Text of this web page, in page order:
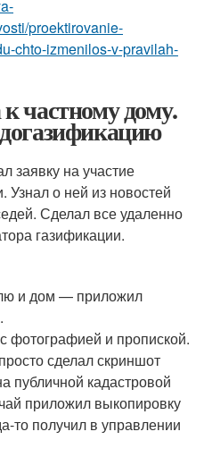
proektirovanie-
chto-izmenilos-v-pravilah-
частному дому.
заявку на участие
Узнал о ней из новостей
Сделал все удаленно
газификации.
и дом — приложил
фотографией и пропиской.
сделал скриншот
публичной кадастровой
приложил выкопировку
то получил в управлении